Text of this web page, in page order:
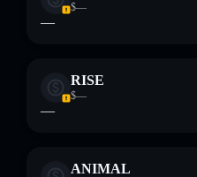
$—
—
RISE
$—
—
ANIMAL